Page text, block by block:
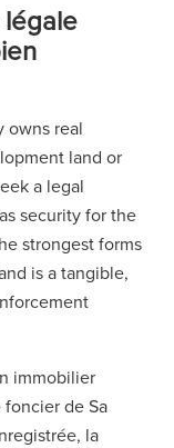
owns real
land or
a legal
security for the
strongest forms
is a tangible,
immobilier
de Sa
la